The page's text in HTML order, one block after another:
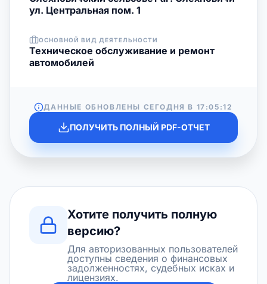
ул. Центральная пом. 1
ОСНОВНОЙ ВИД ДЕЯТЕЛЬНОСТИ
Техническое обслуживание и ремонт
автомобилей
ДАННЫЕ ОБНОВЛЕНЫ СЕГОДНЯ В 17:05:12
ПОЛУЧИТЬ ПОЛНЫЙ PDF-ОТЧЕТ
Хотите получить полную
версию?
Для авторизованных пользователей
доступны сведения о финансовых
задолженностях, судебных исках и
лицензиях.